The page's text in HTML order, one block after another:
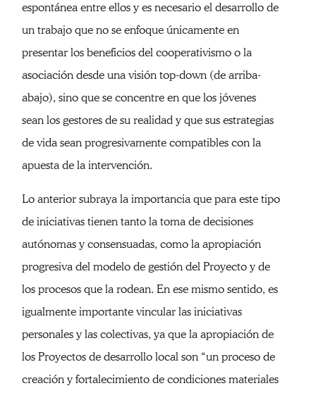
espontánea entre ellos y es necesario el desarrollo de
un trabajo que no se enfoque únicamente en
presentar los beneficios del cooperativismo o la
asociación desde una visión top-down (de arriba-
abajo), sino que se concentre en que los jóvenes
sean los gestores de su realidad y que sus estrategias
de vida sean progresivamente compatibles con la
apuesta de la intervención.
Lo anterior subraya la importancia que para este tipo
de iniciativas tienen tanto la toma de decisiones
autónomas y consensuadas, como la apropiación
progresiva del modelo de gestión del Proyecto y de
los procesos que la rodean. En ese mismo sentido, es
igualmente importante vincular las iniciativas
personales y las colectivas, ya que la apropiación de
los Proyectos de desarrollo local son “un proceso de
creación y fortalecimiento de condiciones materiales